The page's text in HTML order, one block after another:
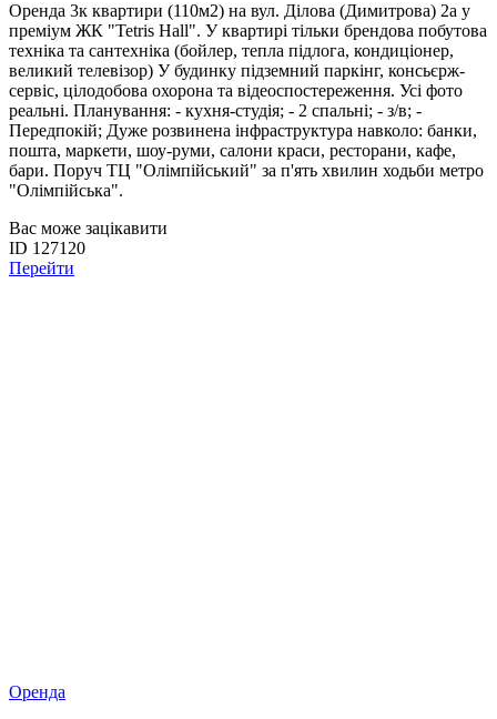
Оренда 3к квартири (110м2) на вул. Ділова (Димитрова) 2а у
преміум ЖК "Tetris Hall". У квартирі тільки брендова побутова
техніка та сантехніка (бойлер, тепла підлога, кондиціонер,
великий телевізор) У будинку підземний паркінг, консьєрж-
сервіс, цілодобова охорона та відеоспостереження. Усі фото
реальні. Планування: - кухня-студія; - 2 спальні; - з/в; -
Передпокій; Дуже розвинена інфраструктура навколо: банки,
пошта, маркети, шоу-руми, салони краси, ресторани, кафе,
бари. Поруч ТЦ "Олімпійський" за п'ять хвилин ходьби метро
"Олімпійська".
Вас може зацікавити
ID 127120
Перейти
Оренда